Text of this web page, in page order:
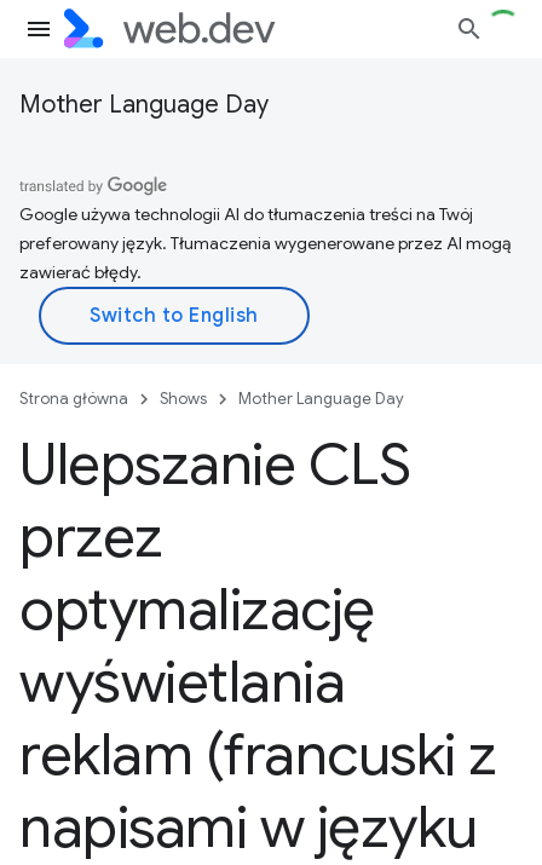
Mother Language Day
Google używa technologii AI do tłumaczenia treści na Twój
preferowany język. Tłumaczenia wygenerowane przez AI mogą
zawierać błędy.
Strona główna Shows Mother Language Day
Ulepszanie CLS
przez
optymalizację
wyświetlania
reklam (francuski z
napisami w języku